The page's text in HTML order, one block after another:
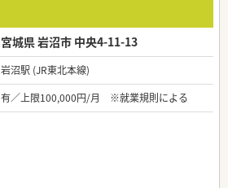
宮城県 岩沼市 中央4-11-13
岩沼駅 (JR東北本線)
有／上限100,000円/月 ※就業規則による